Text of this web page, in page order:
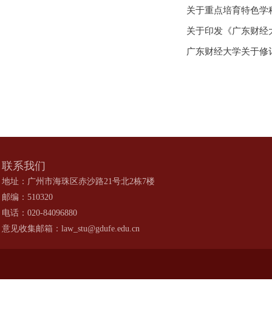
关于重点培育特色学
关于印发《广东财
广东财经大学关于
联系我们
地址：广州市海珠区赤沙路21号北2栋7楼
邮编：510320
电话：020-84096880
意见收集邮箱：law_stu@gdufe.edu.cn